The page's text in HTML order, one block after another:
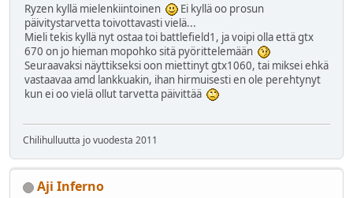
Ryzen kyllä mielenkiintoinen
Ei kyllä oo prosun
päivitystarvetta toivottavasti vielä...
Mieli tekis kyllä nyt ostaa toi battlefield1, ja voipi olla että gtx
670 on jo hieman mopohko sitä pyörittelemään
Seuraavaksi näyttikseksi oon miettinyt gtx1060, tai miksei ehkä
vastaavaa amd lankkuakin, ihan hirmuisesti en ole perehtynyt
kun ei oo vielä ollut tarvetta päivittää
Chilihulluutta jo vuodesta 2011
Aji Inferno